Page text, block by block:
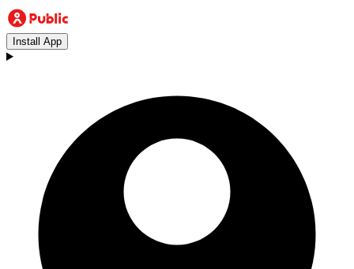
Install App